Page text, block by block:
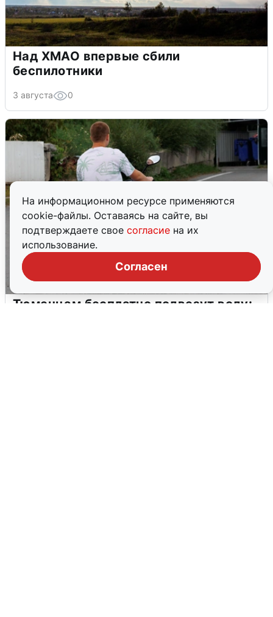
На информационном ресурсе применяются
cookie-файлы. Оставаясь на сайте, вы
подтверждаете свое согласие на их
использование.
Согласен
Над ХМАО впервые сбили
беспилотники
3 августа 0
Тюменцам бесплатно подвезут воду: